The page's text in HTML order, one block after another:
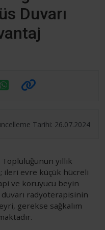
Duvarı
Tarihi: 26.07.2024
yıllık
ileri evre küçük hücreli
ve koruyucu beyin
radyoterapisinin
gerekse sağkalım